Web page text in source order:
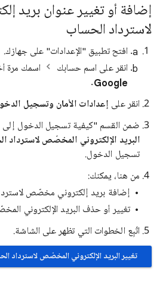
إضافة أو تغيير عنوان بريد
لاسترداد الحساب
افتح تطبيق "الإعدادات" على جهازك.
انقر على اسم حسابك
اسمك مرة
Google
.
انقر على إعدادات الأمان وتسجيل
ضمن القسم "كيفية تسجيل الدخول إلى Google"، انقر على
البريد الإلكتروني المخصّص لاسترداد
تسجيل الدخول.
من هنا، يمكنك:
إضافة بريد إلكتروني مخصّص
تغيير أو حذف البريد الإلكتروني
اتّبِع الخطوات التي تظهر على الشاشة.
تغيير البريد الإلكتروني المخصّص لاسترداد